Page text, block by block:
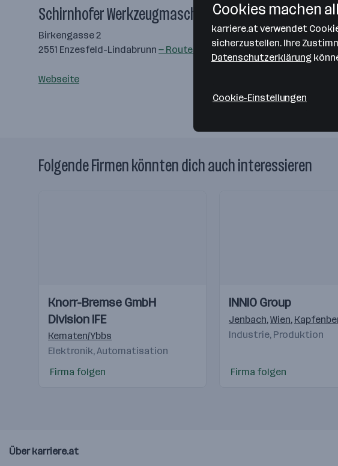
Schirnhofer Werkzeugmaschinen & Werkzeuge GmbH
Birkengasse 2
2551 Enzesfeld-Lindabrunn — Route berechnen
Webseite
Folgende Firmen könnten dich auch interessieren
Videos
Einblicke
Einblicke
Knorr-Bremse GmbH
Division IFE
Kematen/Ybbs
Elektronik, Automatisation
Firma folgen
Videos
Einblicke
Einblicke
INNIO Group
Jenbach,Wien,
Industrie, Produktion
Firma folgen
Über karriere.at
Cookies machen
karriere.at verwendet
sicherzustellen. Ihre
Datenschutzerklärung
Cookie-Einstellungen